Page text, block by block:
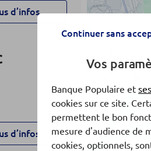
d’infos
d’infos
Continuer sans
Vos
Banque Populaire et
cookies sur ce site.
permettent le bon
mesure d'audience de
cookies, optionnels,